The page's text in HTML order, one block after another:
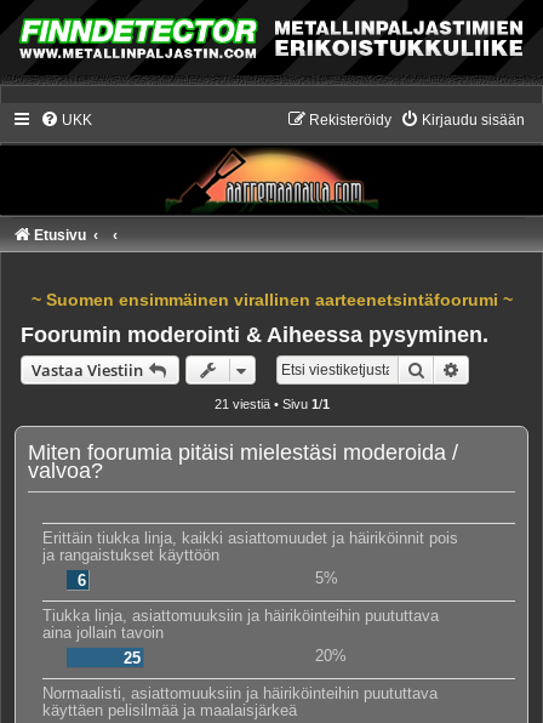
UKK Kirjaudu sisään
Rekisteröidy
Etusivu
~ Suomen ensimmäinen virallinen aarteenetsintäfoorumi ~
Foorumin moderointi & Aiheessa pysyminen.
Vastaa Viestiin Etsi
21 viestiä • Sivu 1/1
Miten foorumia pitäisi mielestäsi moderoida /
valvoa?
Erittäin tiukka linja, kaikki asiattomuudet ja häiriköinnit pois
ja rangaistukset käyttöön
6
5%
Tiukka linja, asiattomuuksiin ja häiriköinteihin puututtava
aina jollain tavoin
25
20%
Normaalisti, asiattomuuksiin ja häiriköinteihin puututtava
käyttäen pelisilmää ja maalaisjärkeä